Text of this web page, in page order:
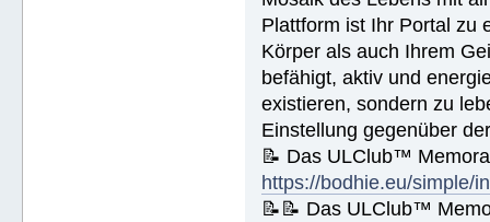
Spende € ______.- liegt bei!
Plattform ist Ihr Portal zu
Körper als auch Ihrem
befähigt, aktiv und
existieren, sondern zu
Einstellung gegenüber
📝 Das ULClub™
https://bodhie.eu/simple/
📝📝 Das ULClub™